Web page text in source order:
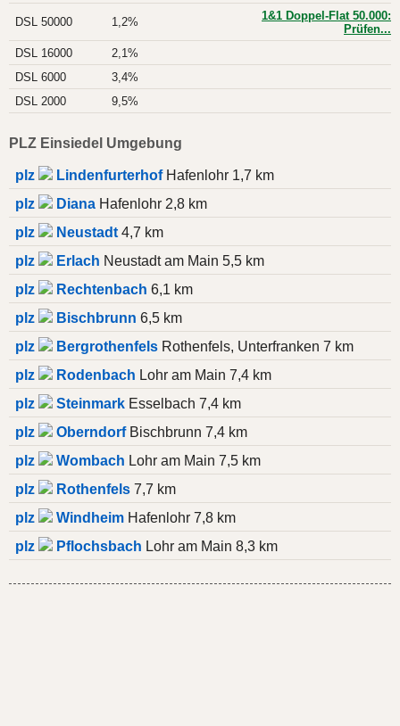
DSL 50000 1,2%
1&1 Doppel-Flat 50.000:
Prüfen...
DSL 16000
2,1%
DSL 6000
3,4%
DSL 2000
9,5%
PLZ Einsiedel Umgebung
plz LindenfurterhofHafenlohr 1,7 km
plz
Diana Hafenlohr 2,8 km
plz
Neustadt 4,7 km
plz
Erlach Neustadt am Main 5,5 km
plz
Rechtenbach 6,1 km
plz
Bischbrunn 6,5 km
plz
Bergrothenfels Rothenfels, Unterfranken 7 km
plz
Rodenbach Lohr am Main 7,4 km
plz
Steinmark Esselbach 7,4 km
plz
OberndorfBischbrunn 7,4 km
plz
Wombach Lohr am Main 7,5 km
plz
Rothenfels 7,7 km
plz
Windheim Hafenlohr 7,8 km
plz
Pflochsbach Lohr am Main 8,3 km